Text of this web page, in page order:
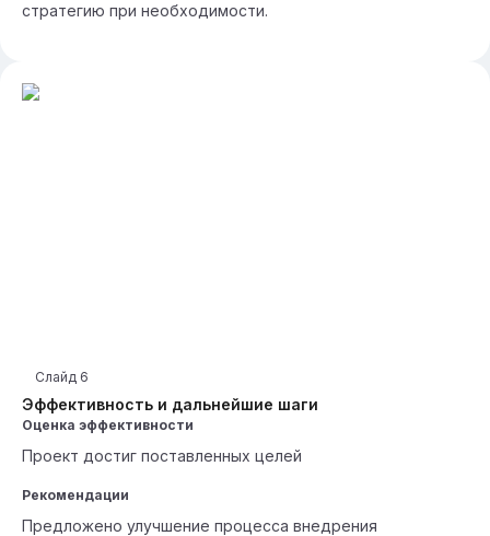
стратегию при необходимости.
Эффективность и дальнейшие шаги
Слайд 6
Оценка эффективности
Проект достиг поставленных целей
Рекомендации
Предложено улучшение процесса внедрения